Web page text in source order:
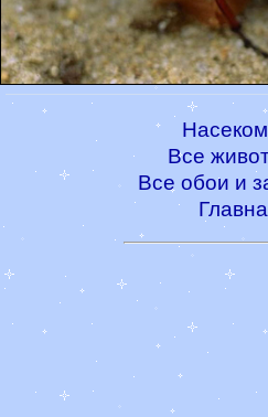
Все
Все обои и